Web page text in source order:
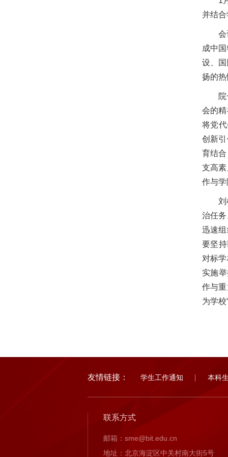
并结
会
成中
设、
扬的
会的
将党
创新
育结
支高
作与
刘
治任
迅速
要坚
对标
实施
作与
为学
友情链接： 学生工作通知 本科
联系方式
邮箱：sme@bit.edu.cn
地址：北京海淀区中关村南大街5号